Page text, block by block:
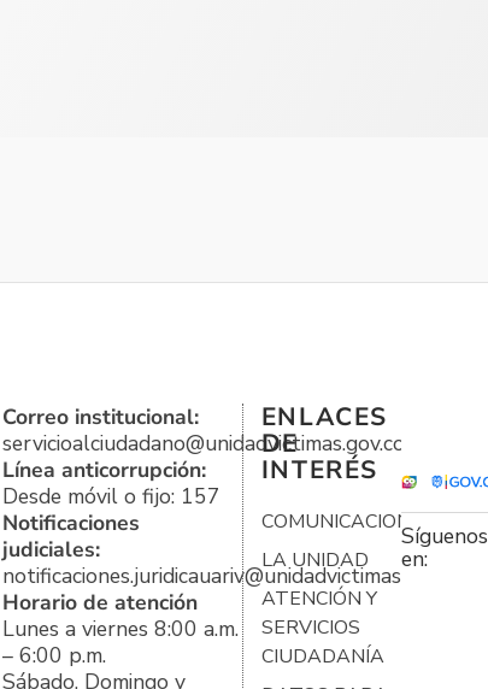
Correo institucional:
servicioalciudadano@unidadvictimas.gov.co
Línea anticorrupción:
Desde móvil o fijo: 157
Notificaciones
judiciales:
notificaciones.juridicauariv@unidadvictimas.gov.co
Horario de atención
Lunes a viernes 8:00 a.m.
– 6:00 p.m.
Sábado, Domingo y
ENLACES
DE
INTERÉS
COMUNICACIONES
LA UNIDAD
ATENCIÓN Y
SERVICIOS
CIUDADANÍA
Síguenos
en: